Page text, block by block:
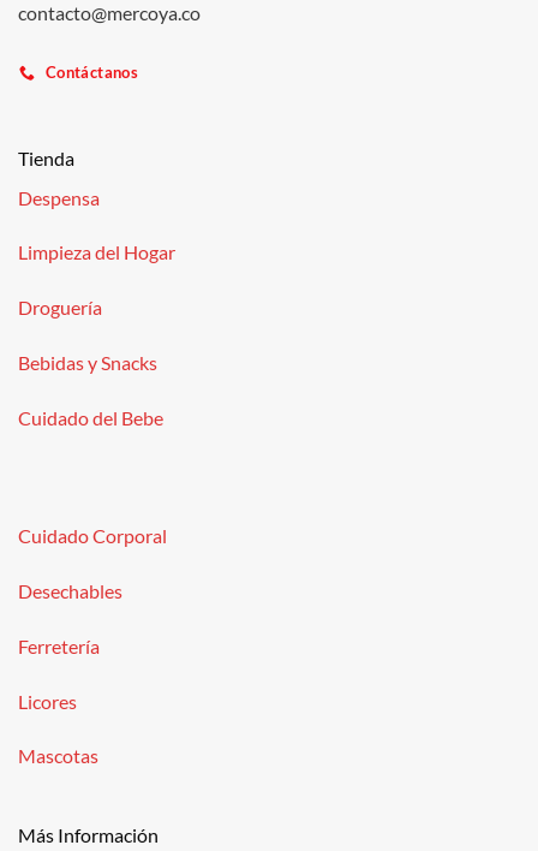
contacto@mercoya.co
Contáctanos
Tienda
Despensa
Limpieza del Hogar
Droguería
Bebidas y Snacks
Cuidado del Bebe
Cuidado Corporal
Desechables
Ferretería
Licores
Mascotas
Más Información